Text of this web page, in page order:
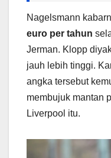
Nagelsmann
euro per tahun
Jerman. Klopp
jauh lebih tinggi.
angka tersebut
membujuk mantan
Liverpool itu.